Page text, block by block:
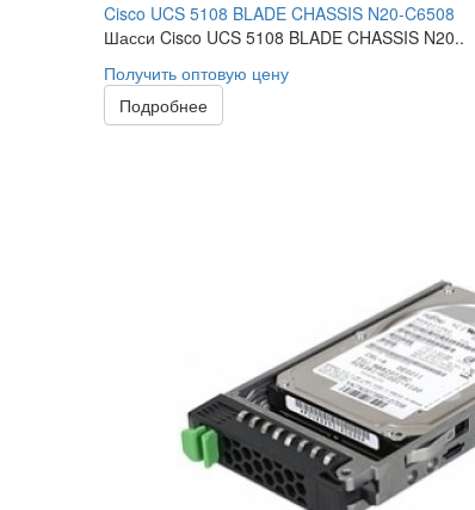
Cisco UCS 5108 BLADE CHASSIS N20-C6508
Шасси Cisco UCS 5108 BLADE CHASSIS N20..
Получить оптовую цену
Подробнее